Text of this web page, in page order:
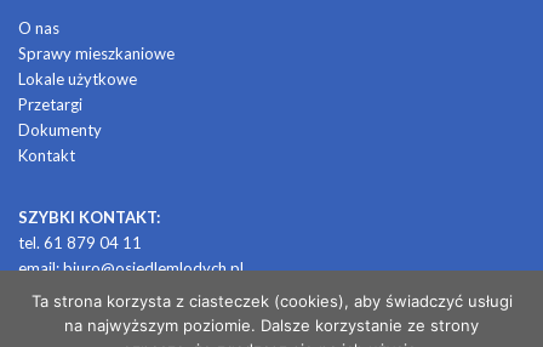
O nas
Sprawy mieszkaniowe
Lokale użytkowe
Przetargi
Dokumenty
Kontakt
SZYBKI KONTAKT:
tel. 61 879 04 11
email:biuro@osiedlemlodych.pl
© 2026 OSIEDLE MŁODYCH
Ta strona korzysta z ciasteczek (cookies), aby świadczyć usługi
na najwyższym poziomie. Dalsze korzystanie ze strony